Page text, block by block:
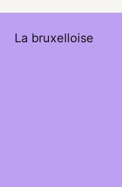
La bruxelloise